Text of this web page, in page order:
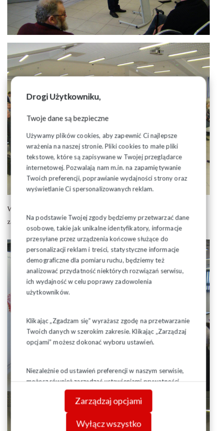
Drogi Użytkowniku,
Twoje dane są bezpieczne
Używamy plików cookies, aby zapewnić Ci najlepsze
wrażenia na naszej stronie. Pliki cookies to małe pliki
tekstowe, które są zapisywane w Twojej przeglądarce
internetowej. Pozwalają nam m.in. na zapamiętywanie
Twoich preferencji, poprawianie wydajności strony oraz
wyświetlanie Ci spersonalizowanych reklam.
Na podstawie Twojej zgody będziemy przetwarzać dane
osobowe, takie jak unikalne identyfikatory, informacje
przesyłane przez urządzenia końcowe służące do
personalizacji reklam i treści, statystyczne informacje
demograficzne dla pomiaru ruchu, będziemy też
analizować przydatność niektórych rozwiązań serwisu,
ich wydajność w celu poprawy zadowolenia
użytkowników.
Klikając „Zgadzam się” wyrażasz zgodę na przetwarzanie
Twoich danych w szerokim zakresie. Klikając „Zarządzaj
opcjami” możesz dokonać wyboru ustawień.
Niezależnie od ustawień preferencji w naszym serwisie,
możesz również zarządzać ustawieniami prywatności
swojej przeglądarki. Więcej informacji o przetwarzaniu
danych znajdziesz wPolityce prywatności.
Zarządzaj opcjami
Wyłącz wszystko
Wiodącym tematem spotkania były „Prawa emerytalne i
zabezpieczenie społeczne w świetle Konstytucji RP”.